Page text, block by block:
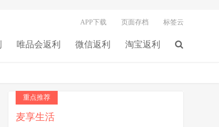
唯品会返利 微信返利 淘宝返利
APP下载 页面存档 标签云
重点推荐
麦享生活